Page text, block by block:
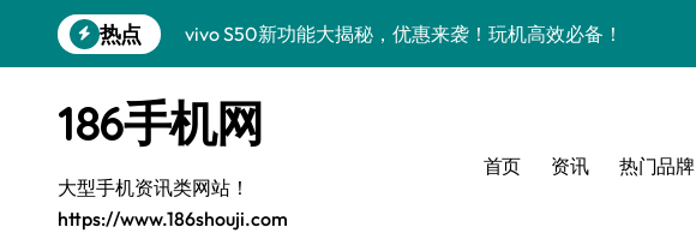
到
热点
vivo S50新功能大揭秘，优惠来袭！玩机高效必备！
小米17 Pro震撼来袭！超实用功能抢先揭秘，速来围观！
三星Galaxy S26震撼来袭！创新黑科技，抢先体验未来手机！
三星Galaxy Z Fold7抢先探秘！手机管家揭秘超炫新亮点
186手机网
大型手机资讯类网站！
https://www.186shouji.com
首页 资讯 热门品牌